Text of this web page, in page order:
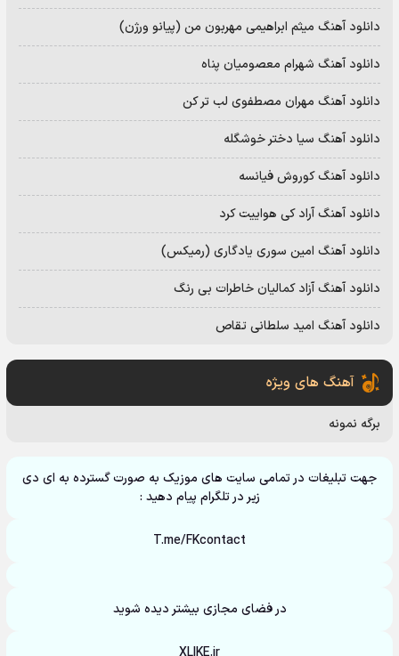
دانلود آهنگ میثم ابراهیمی مهربون من (پیانو ورژن)
دانلود آهنگ شهرام معصومیان پناه
دانلود آهنگ مهران مصطفوی لب تر کن
دانلود آهنگ سیا دختر خوشگله
دانلود آهنگ کوروش فیانسه
دانلود آهنگ آراد کی هواییت کرد
دانلود آهنگ امین سوری یادگاری (رمیکس)
دانلود آهنگ آزاد کمالیان خاطرات بی رنگ
دانلود آهنگ امید سلطانی تقاص
آهنگ های ویژه
برگه نمونه
جهت تبلیغات در تمامی سایت های موزیک به صورت گسترده به ای دی
زیر در تلگرام پیام دهید :
T.me/FKcontact
در فضای مجازی بیشتر دیده شوید